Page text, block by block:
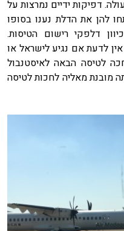
דפיקות ידיים נמרצות על
להן את הדלת נענו בסופו
דלפקי רישום הטיסות.
לדעת אם נגיע לישראל או
לטיסה הבאה לאיסטנבול
הבחירה הייתה מובנת מאליה לחכות לטיסה